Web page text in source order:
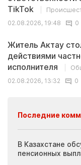
TikTok
02.08.2026, 19:48
0
Житель Актау
действиями
исполнителя
02.08.2026, 13:32
0
Последние
В Казахстане
пенсионных